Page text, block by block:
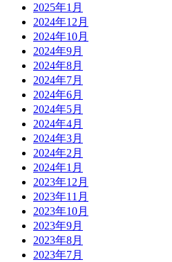
2025年1月
2024年12月
2024年10月
2024年9月
2024年8月
2024年7月
2024年6月
2024年5月
2024年4月
2024年3月
2024年2月
2024年1月
2023年12月
2023年11月
2023年10月
2023年9月
2023年8月
2023年7月